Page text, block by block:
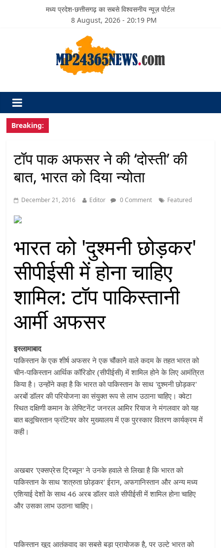
मध्य प्रदेश-छत्तीसगढ़ का सबसे विश्वसनीय न्यूज़ पोर्टल
8 August, 2026 - 20:19 PM
Breaking:
टॉप पाक अफसर ने की ‘दोस्ती’ की
बात, भारत को दिया न्योता
December 21, 2016 Editor 0 Comment Featured
भारत को 'दुश्मनी छोड़कर'
सीपीईसी में होना चाहिए
शामिल: टॉप पाकिस्तानी
आर्मी अफसर
इस्लामाबाद
पाकिस्तान के एक शीर्ष अफसर ने एक चौंकाने वाले कदम के तहत भारत को
चीन-पाकिस्तान आर्थिक कॉरिडोर (सीपीईसी) में शामिल होने के लिए आमंत्रित
किया है। उन्होंने कहा है कि भारत को पाकिस्तान के साथ 'दुश्मनी छोड़कर'
अरबों डॉलर की परियोजना का संयुक्त रूप से लाभ उठाना चाहिए। क्वेटा
स्थित दक्षिणी कमान के लेफ्टिनेंट जनरल आमिर रियाज ने मंगलवार को यह
बात बलूचिस्तान फ्रंटियर कोर मुख्यालय में एक पुरस्कार वितरण कार्यक्रम में
कही।
अखबार 'एक्सप्रेस ट्रिब्यून' ने उनके हवाले से लिखा है कि भारत को
पाकिस्तान के साथ 'शत्रुता छोड़कर' ईरान, अफगानिस्तान और अन्य मध्य
एशियाई देशों के साथ 46 अरब डॉलर वाले सीपीईसी में शामिल होना चाहिए
और उसका लाभ उठाना चाहिए।
पाकिस्तान खुद आतंकवाद का सबसे बड़ा प्रायोजक है, पर उल्टे भारत को